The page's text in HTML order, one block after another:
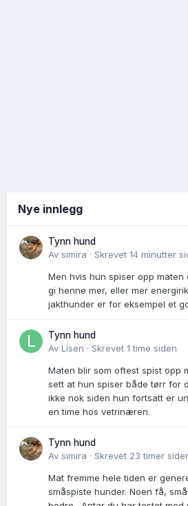
Nye innlegg
Tynn hund
Av simira · Skrevet 14 minutter
Men hvis hun spiser opp
gi henne mer, eller mer
jakthunder er for eksempel et
Tynn hund
Av Lisen · Skrevet 1 time siden
Maten blir som oftest spist opp
sett at hun spiser både tørr for
ikke nok siden hun fortsatt er
en time hos vetrinæren.
Tynn hund
Av simira · Skrevet 23 timer
Mat fremme hele tiden er
småspiste hunder. Noen få,